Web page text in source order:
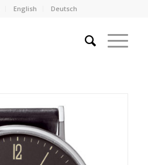
English Deutsch